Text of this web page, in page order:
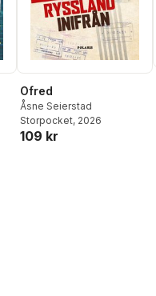
röster:
Ofred
Åsne Seierstad
Storpocket, 2026
109 kr